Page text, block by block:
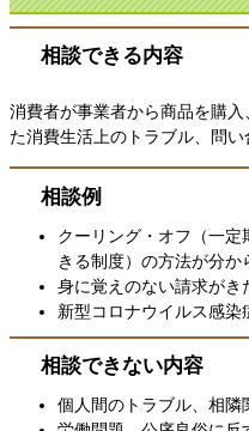
相談できる内容
消費者が事業者から商品を購
た消費生活上のトラブル、問
相談例
クーリング・オフ（一
きる制度）の方法が分か
身に覚えのない請求がき
新型コロナウイルス感
相談できない内容
個人間のトラブル、相隣